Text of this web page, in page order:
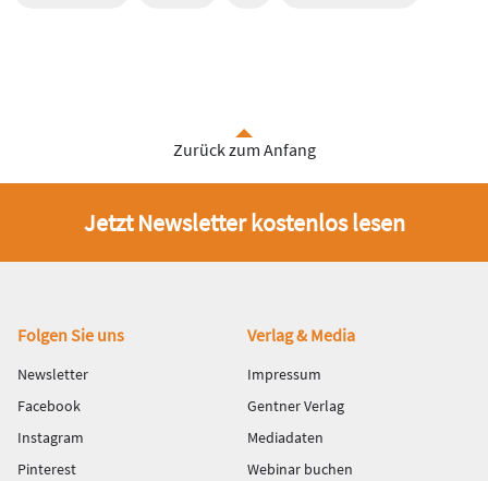
Zurück zum Anfang
Jetzt Newsletter kostenlos lesen
Fußbereich
Folgen Sie uns
Newsletter
Facebook
Instagram
Pinterest
Verlag & Media
Impressum
Gentner Verlag
Mediadaten
Webinar buchen